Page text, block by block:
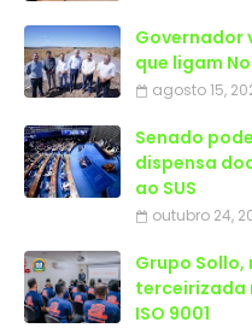
Governador
que ligam
agosto 15,
Senado
dispensa
ao SUS
outubro 24,
Grupo
terceirizada
ISO 9001